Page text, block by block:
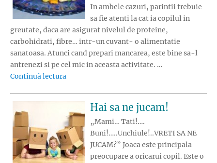
In ambele cazuri, parintii trebuie
sa fie atenti la cat ia copilul in
greutate, daca are asigurat nivelul de proteine,
carbohidrati, fibre… intr-un cuvant- o alimentatie
sanatoasa. Atunci cand prepari mancarea, este bine sa-l
antrenezi si pe cel mic in aceasta activitate. …
Continuă lectura
Hai sa ne jucam!
„Mami… Tati!….
Buni!…..Unchiule!..VRETI SA NE
JUCAM?” Joaca este principala
preocupare a oricarui copil. Este o